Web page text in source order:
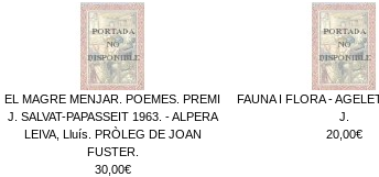
EL MAGRE MENJAR. POEMES. PREMI
J. SALVAT-PAPASSEIT 1963. - ALPERA
LEIVA, Lluís. PRÒLEG DE JOAN
FUSTER.
30,00€
FAUNA I FLORA -
J.
20,00€